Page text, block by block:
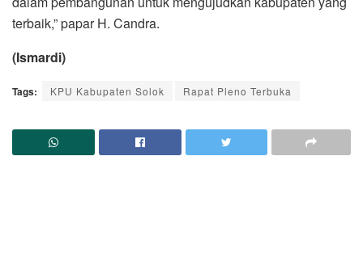
terbaik,” papar H. Candra.
(Ismardi)
Tags: KPU Kabupaten Solok Rapat Pleno Terbuka